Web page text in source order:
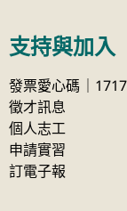
支持與加入
發票愛心碼｜
徵才訊息
個人志工
申請實習
訂電子報